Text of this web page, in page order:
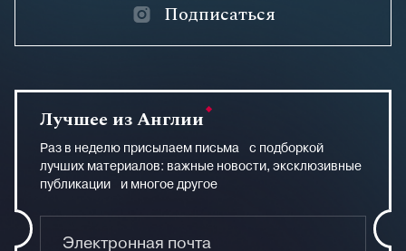
Подписаться
Лучшее из Англии
Раз в неделю присылаем письма с подборкой
лучших материалов: важные новости, эксклюзивные
публикации и многое другое